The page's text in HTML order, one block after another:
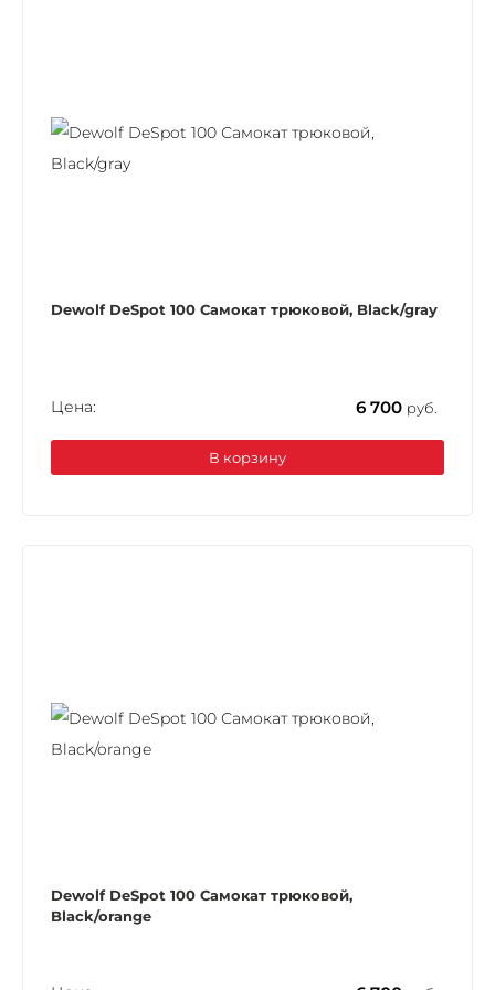
Dewolf DeSpot 100 Самокат трюковой, Black/gray
Цена: 6 700 руб.
В корзину
Dewolf DeSpot 100 Самокат трюковой,
Black/orange